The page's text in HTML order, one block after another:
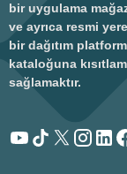
bir uygulama
ve ayrıca resmi
bir dağıtım
kataloğuna
sağlamaktır.